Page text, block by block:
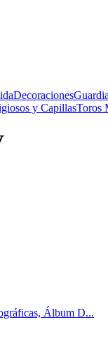
Decoraciones
y CapillasToros
Álbum D...